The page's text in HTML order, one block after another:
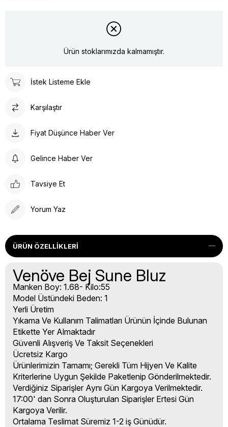
Ürün stoklarımızda kalmamıştır.
İstek Listeme Ekle
Karşılaştır
Fiyat Düşünce Haber Ver
Gelince Haber Ver
Tavsiye Et
Yorum Yaz
ÜRÜN ÖZELLIKLERI
Venöve Bej Sune Bluz
Manken Boy: 1.68- Kilo:55
Model Üstündeki Beden: 1
Yerli Üretim
Yıkama Ve Kullanım Talimatları Ürünün İçinde Bulunan
Etikette Yer Almaktadır
Güvenli Alışveriş Ve Taksit Seçenekleri
Ücretsiz Kargo
Ürünlerimizin Tamamı; Gerekli Tüm Hijyen Ve Kalite
Kriterlerine Uygun Şekilde Paketlenip Gönderilmektedir.
Verdiğiniz Siparişler Aynı Gün Kargoya Verilmektedir.
17:00' dan Sonra Oluşturulan Siparişler Ertesi Gün
Kargoya Verilir.
Ortalama Teslimat Süremiz 1-2 iş Günüdür.